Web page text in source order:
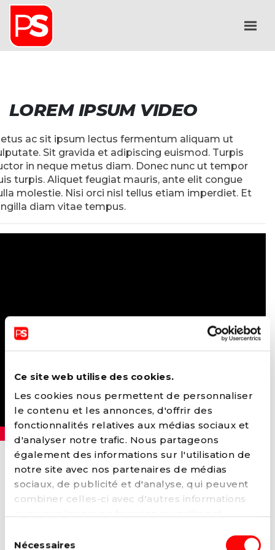
Ce site web utilise des cookies.
Les cookies nous permettent de personnaliser
le contenu et les annonces, d'offrir des
fonctionnalités relatives aux médias sociaux et
d'analyser notre trafic. Nous partageons
également des informations sur l'utilisation de
notre site avec nos partenaires de médias
sociaux, de publicité et d'analyse, qui peuvent
combiner celles-ci avec d'autres informations
services. Vous pouvez à tout moment modifier
duNécessaires
LOREM IPSUM VIDEO
ac sit ipsum lectus fermentum aliquam ut
Sit gravida et adipiscing euismod. Turpis
in neque metus diam. Donec nunc ut tempor
turpis. Aliquet feugiat mauris, ante elit congue
molestie. Nisi orci nisl tellus etiam imperdiet. Et
diam vitae tempus.
video